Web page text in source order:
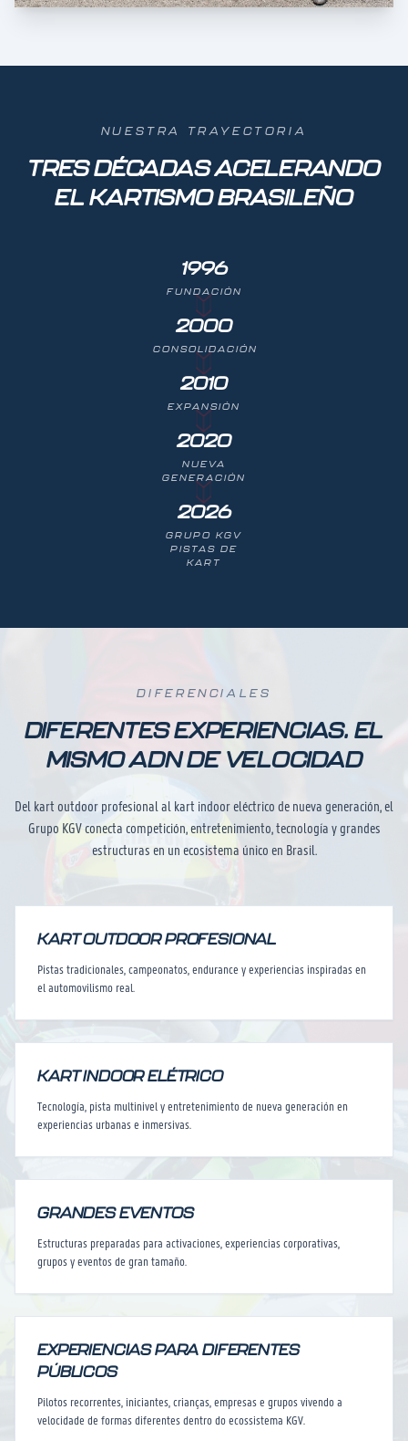
NUESTRA TRAYECTORIA
TRES DÉCADAS ACELERANDO
EL KARTISMO BRASILEÑO
1996
FUNDACIÓN
2000
CONSOLIDACIÓN
2010
EXPANSIÓN
2020
NUEVA
GENERACIÓN
2026
GRUPO KGV
PISTAS DE
KART
DIFERENCIALES
DIFERENTES EXPERIENCIAS. EL
MISMO ADN DE VELOCIDAD
Del kart outdoor profesional al kart indoor eléctrico de nueva generación, el
Grupo KGV conecta competición, entretenimiento, tecnología y grandes
estructuras en un ecosistema único en Brasil.
KART OUTDOOR PROFESIONAL
Pistas tradicionales, campeonatos, endurance y experiencias inspiradas en
el automovilismo real.
KART INDOOR ELÉTRICO
Tecnología, pista multinivel y entretenimiento de nueva generación en
experiencias urbanas e inmersivas.
GRANDES EVENTOS
Estructuras preparadas para activaciones, experiencias corporativas,
grupos y eventos de gran tamaño.
EXPERIENCIAS PARA DIFERENTES
PÚBLICOS
Pilotos recorrentes, iniciantes, crianças, empresas e grupos vivendo a
velocidade de formas diferentes dentro do ecossistema KGV.